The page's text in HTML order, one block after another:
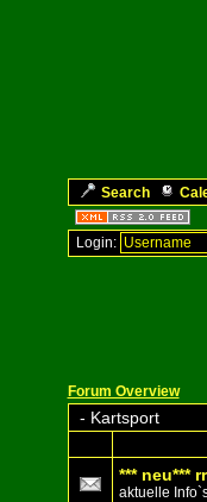
Search
Login:
Forum Overview
- Kartsport
*** neu***
aktuelle